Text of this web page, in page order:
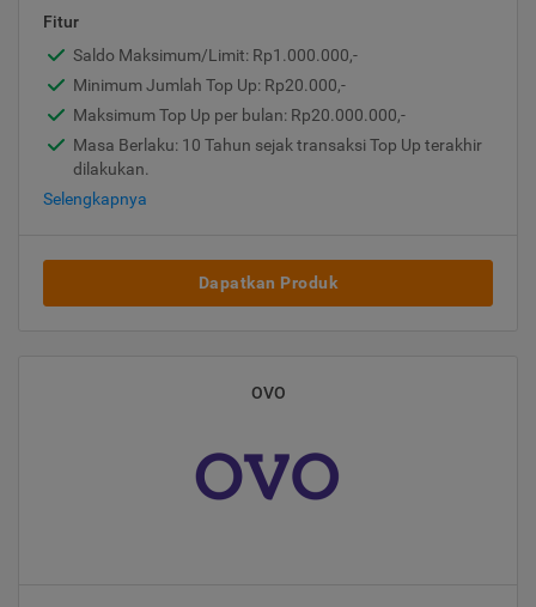
Fitur
Saldo Maksimum/Limit: Rp1.000.000,-
Minimum Jumlah Top Up: Rp20.000,-
Maksimum Top Up per bulan: Rp20.000.000,-
Masa Berlaku: 10 Tahun sejak transaksi Top Up terakhir
dilakukan.
Selengkapnya
Dapatkan Produk
OVO